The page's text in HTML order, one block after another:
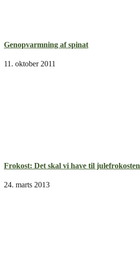
Genopvarmning af spinat
11. oktober 2011
Frokost: Det skal vi have til julefrokosten
24. marts 2013